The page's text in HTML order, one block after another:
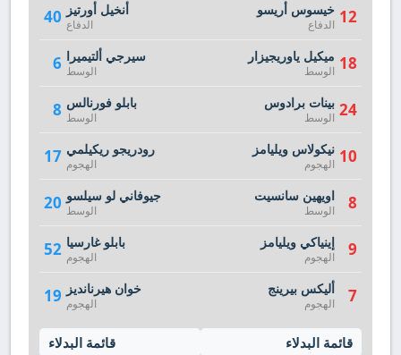
40 أنخيل أورتيز
الدفاع
6 سيرجي ألتيميرا
الوسط
8 بابلو فورنالس
الوسط
17 رودريجو ريكيلمي
الهجوم
20 جيوفاني لو سيلسو
الوسط
52 بابلو غارسيا
الهجوم
19 خوان هيرنانديز
الهجوم
قائمة البدلاء
12 خيسوس أريسو
الدفاع
18 ميكيل ياوريجيزار
الوسط
24 بينات برادوس
الوسط
10 نيكولاس ويليامز
الهجوم
8 اويهين سانسيت
الوسط
9 إينياكي ويليامز
الهجوم
7 أليكس بيرينج
الهجوم
قائمة البدلاء